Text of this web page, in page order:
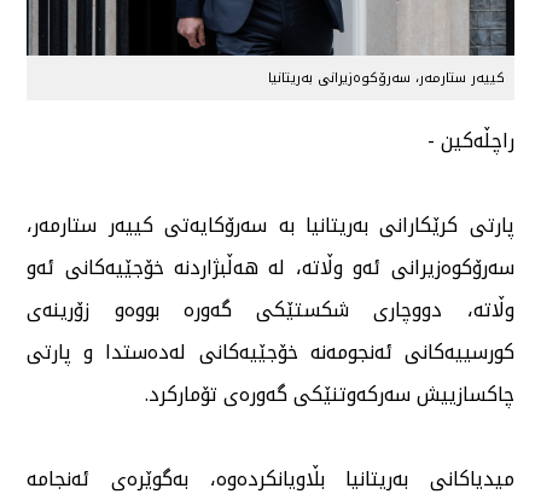
كییەر ستارمەر، سەرۆكوەزیرانی بەریتانیا
راچڵەكین -
پارتی كرێكارانی بەریتانیا بە سەرۆكایەتی كییەر ستارمەر،
سەرۆكوەزیرانی ئەو وڵاتە، لە هەڵبژاردنە خۆجێیەكانی ئەو
وڵاتە، دووچاری شكستێكی گەورە بووەو زۆرینەی
كورسییەكانی ئەنجومەنە خۆجێیەكانی لەدەستدا و پارتی
چاكسازییش سەركەوتنێكی گەورەی تۆماركرد.
میدیاكانی بەریتانیا بڵاویانكردەوە، بەگوێرەی ئەنجامە